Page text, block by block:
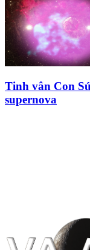
Tinh vân Con
supernova